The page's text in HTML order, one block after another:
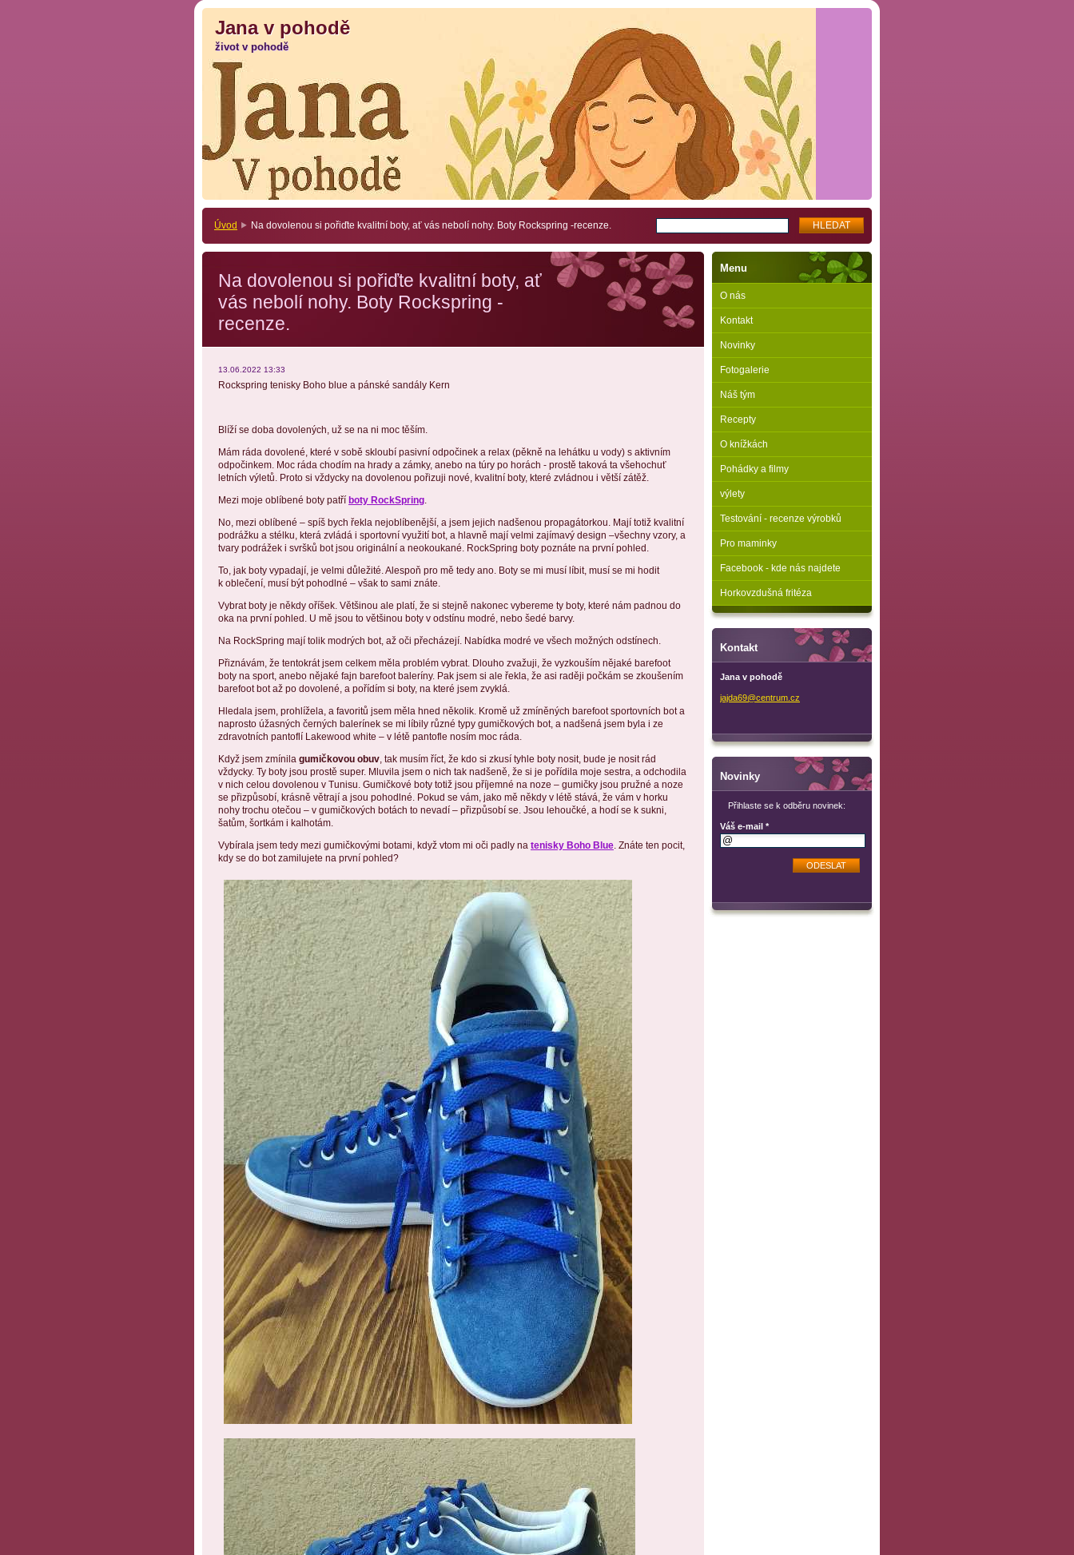
Jana v pohodě
Jana v pohodě
život v pohodě
život v pohodě
Úvod Na dovolenou si pořiďte kvalitní boty, ať vás nebolí nohy. Boty Rockspring -recenze.
Na dovolenou si pořiďte kvalitní boty, ať
vás nebolí nohy. Boty Rockspring -
recenze.
13.06.2022 13:33
Rockspring tenisky Boho blue a pánské sandály Kern
Blíží se doba dovolených, už se na ni moc těším.
Mám ráda dovolené, které v sobě skloubí pasivní odpočinek a relax (pěkně na lehátku u vody) s aktivním
odpočinkem. Moc ráda chodím na hrady a zámky, anebo na túry po horách - prostě taková ta všehochuť
letních výletů. Proto si vždycky na dovolenou pořizuji nové, kvalitní boty, které zvládnou i větší zátěž.
Mezi moje oblíbené boty patří boty RockSpring
No, mezi oblíbené – spíš bych řekla nejoblíbenější, a jsem jejich nadšenou propagátorkou. Mají totiž kvalitní
podrážku a stélku, která zvládá i sportovní využití bot, a hlavně mají velmi zajímavý design –všechny vzory, a
tvary podrážek i svršků bot jsou originální a neokoukané. RockSpring boty poznáte na první pohled.
To, jak boty vypadají, je velmi důležité. Alespoň pro mě tedy ano. Boty se mi musí líbit, musí se mi hodit
k oblečení, musí být pohodlné – však to sami znáte.
Vybrat boty je někdy oříšek. Většinou ale platí, že si stejně nakonec vybereme ty boty, které nám padnou do
oka na první pohled. U mě jsou to většinou boty v odstínu modré, nebo šedé barvy.
Na RockSpring mají tolik modrých bot, až oči přecházejí. Nabídka modré ve všech možných odstínech.
Přiznávám, že tentokrát jsem celkem měla problém vybrat. Dlouho zvažuji, že vyzkouším nějaké barefoot
boty na sport, anebo nějaké fajn barefoot baleríny. Pak jsem si ale řekla, že asi raději počkám se zkoušením
barefoot bot až po dovolené, a pořídím si boty, na které jsem zvyklá.
Hledala jsem, prohlížela, a favoritů jsem měla hned několik. Kromě už zmíněných barefoot sportovních bot a
naprosto úžasných černých balerínek se mi líbily různé typy gumičkových bot, a nadšená jsem byla i ze
zdravotních pantoflí Lakewood white – v létě pantofle nosím moc ráda.
Když jsem zmínila gumičkovou obuv , tak musím říct, že kdo si zkusí tyhle boty nosit, bude je nosit rád
vždycky. Ty boty jsou prostě super. Mluvila jsem o nich tak nadšeně, že si je pořídila moje sestra, a odchodila
v nich celou dovolenou v Tunisu. Gumičkové boty totiž jsou příjemné na noze – gumičky jsou pružné a noze
se přizpůsobí, krásně větrají a jsou pohodlné. Pokud se vám, jako mě někdy v létě stává, že vám v horku
nohy trochu otečou – v gumičkových botách to nevadí – přizpůsobí se. Jsou lehoučké, a hodí se k sukni,
šatům, šortkám i kalhotám.
Vybírala jsem tedy mezi gumičkovými botami, když vtom mi oči padly na tenisky Boho Blue . Znáte ten pocit,
kdy se do bot zamilujete na první pohled?
Menu
O nás
Kontakt
Novinky
Fotogalerie
Náš tým
Recepty
O knížkách
Pohádky a filmy
výlety
Testování - recenze výrobků
Pro maminky
Facebook - kde nás najdete
Horkovzdušná fritéza
Kontakt
Jana v pohodě
jajda69@centrum. cz
Novinky
Přihlaste se k odběru novinek:
Váš e-mail *